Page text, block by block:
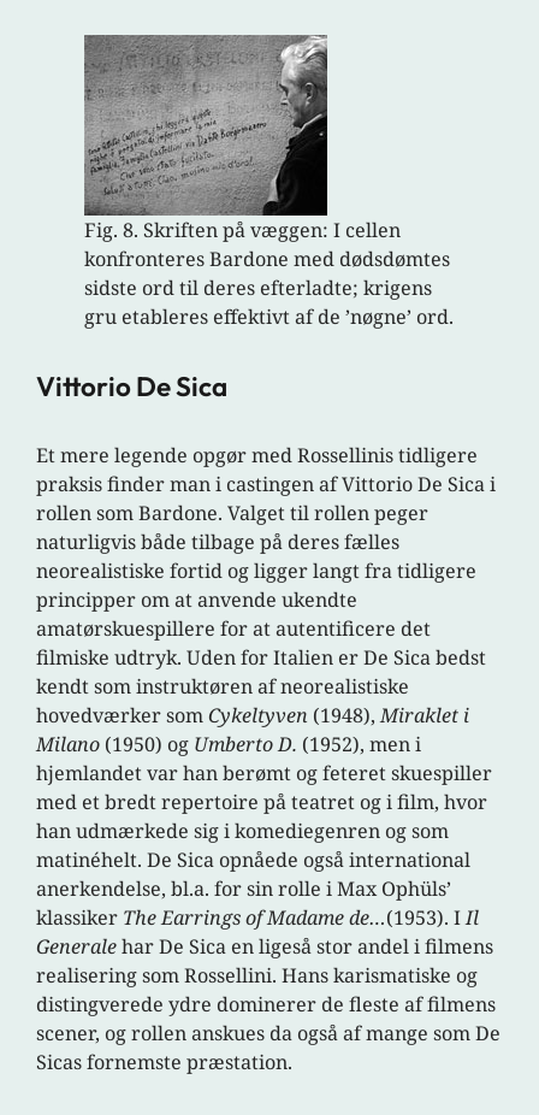
Fig. 8. Skriften på væggen: I cellen
konfronteres Bardone med dødsdømtes
sidste ord til deres efterladte; krigens
gru etableres effektivt af de ’nøgne’ ord.
Vittorio De Sica
Et mere legende opgør med Rossellinis tidligere
praksis finder man i castingen af Vittorio De Sica i
rollen som Bardone. Valget til rollen peger
naturligvis både tilbage på deres fælles
neorealistiske fortid og ligger langt fra tidligere
principper om at anvende ukendte
amatørskuespillere for at autentificere det
filmiske udtryk. Uden for Italien er De Sica bedst
kendt som instruktøren af neorealistiske
hovedværker somCykeltyven (1948),Miraklet i
Milano (1950) og Umberto D. (1952), men i
hjemlandet var han berømt og feteret skuespiller
med et bredt repertoire på teatret og i film, hvor
han udmærkede sig i komediegenren og som
matinéhelt. De Sica opnåede også international
anerkendelse, bl.a. for sin rolle i Max Ophüls’
klassiker The Earrings of Madame de…(1953). IIl
Generalehar De Sica en ligeså stor andel i filmens
realisering som Rossellini. Hans karismatiske og
distingverede ydre dominerer de fleste af filmens
scener, og rollen anskues da også af mange som De
Sicas fornemste præstation.